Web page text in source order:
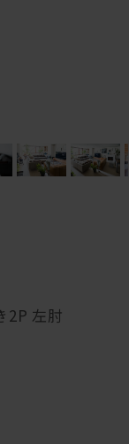
2P 左肘